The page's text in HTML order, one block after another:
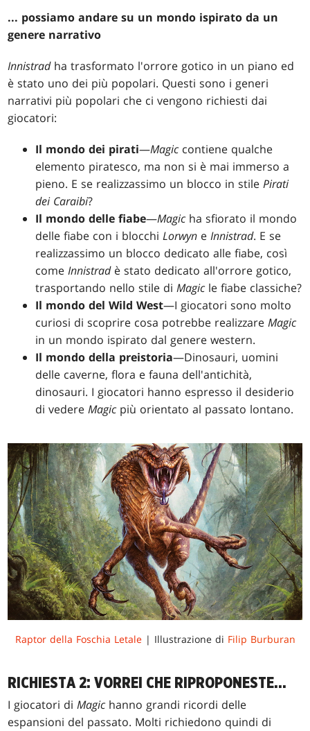
... possiamo andare su un mondo ispirato da un
genere narrativo
Innistradha trasformato l'orrore gotico in un piano ed
è stato uno dei più popolari. Questi sono i generi
narrativi più popolari che ci vengono richiesti dai
giocatori:
Il mondo dei pirati—Magic contiene qualche
elemento piratesco, ma non si è mai immerso a
pieno. E se realizzassimo un blocco in stilePirati
dei Caraibi?
Il mondo delle fiabe—Magic ha sfiorato il mondo
delle fiabe con i blocchiLorwyn eInnistrad. E se
realizzassimo un blocco dedicato alle fiabe, così
comeInnistradè stato dedicato all'orrore gotico,
trasportando nello stile diMagic le fiabe classiche?
Il mondo del Wild West—I giocatori sono molto
curiosi di scoprire cosa potrebbe realizzareMagic
in un mondo ispirato dal genere western.
Il mondo della preistoria—Dinosauri, uomini
delle caverne, flora e fauna dell'antichità,
dinosauri. I giocatori hanno espresso il desiderio
di vedereMagic più orientato al passato lontano.
Raptor della Foschia Letale | Illustrazione di Filip Burburan
RICHIESTA 2: VORREI CHE RIPROPONESTE...
I giocatori diMagic hanno grandi ricordi delle
espansioni del passato. Molti richiedono quindi di